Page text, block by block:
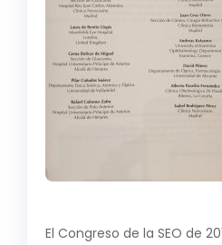
El Congreso de la SEO de